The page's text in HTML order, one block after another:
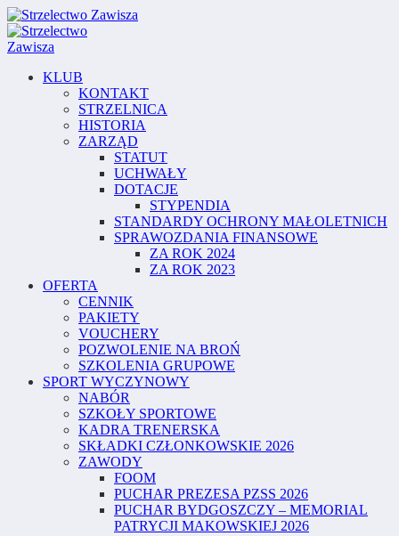
KLUB
KONTAKT
STRZELNICA
HISTORIA
ZARZĄD
STATUT
UCHWAŁY
DOTACJE
STYPENDIA
STANDARDY OCHRONY MAŁOLETNICH
SPRAWOZDANIA FINANSOWE
ZA ROK 2024
ZA ROK 2023
OFERTA
CENNIK
PAKIETY
VOUCHERY
POZWOLENIE NA BROŃ
SZKOLENIA GRUPOWE
SPORT WYCZYNOWY
NABÓR
SZKOŁY SPORTOWE
KADRA TRENERSKA
SKŁADKI CZŁONKOWSKIE 2026
ZAWODY
FOOM
PUCHAR PREZESA PZSS 2026
PUCHAR BYDGOSZCZY – MEMORIAL
PATRYCJI MAKOWSKIEJ 2026